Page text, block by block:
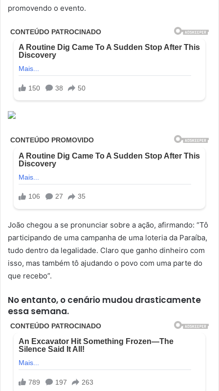
promovendo o evento.
João chegou a se pronunciar sobre a ação, afirmando: “Tô
participando de uma campanha de uma loteria da Paraíba,
tudo dentro da legalidade. Claro que ganho dinheiro com
isso, mas também tô ajudando o povo com uma parte do
que recebo”.
No entanto, o cenário mudou drasticamente
essa semana.